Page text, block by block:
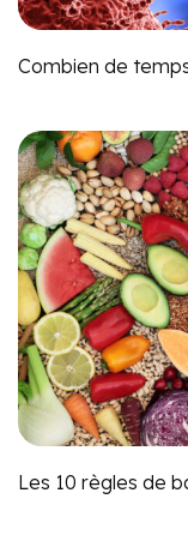
Combien de
Les 10 règles de